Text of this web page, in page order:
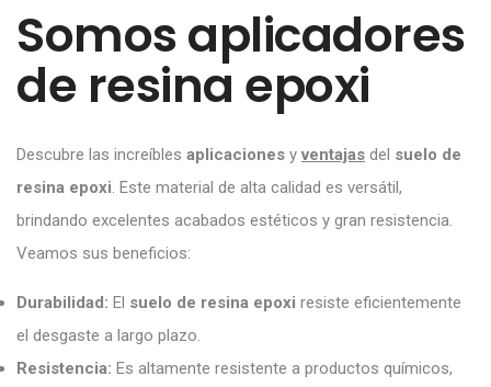
Somos aplicadores
de resina epoxi
Descubre las increíbles aplicaciones y ventajas del suelo de
resina epoxi. Este material de alta calidad es versátil,
brindando excelentes acabados estéticos y gran resistencia.
Veamos sus beneficios:
Durabilidad: El suelo de resina epoxi resiste eficientemente
el desgaste a largo plazo.
Resistencia: Es altamente resistente a productos químicos,